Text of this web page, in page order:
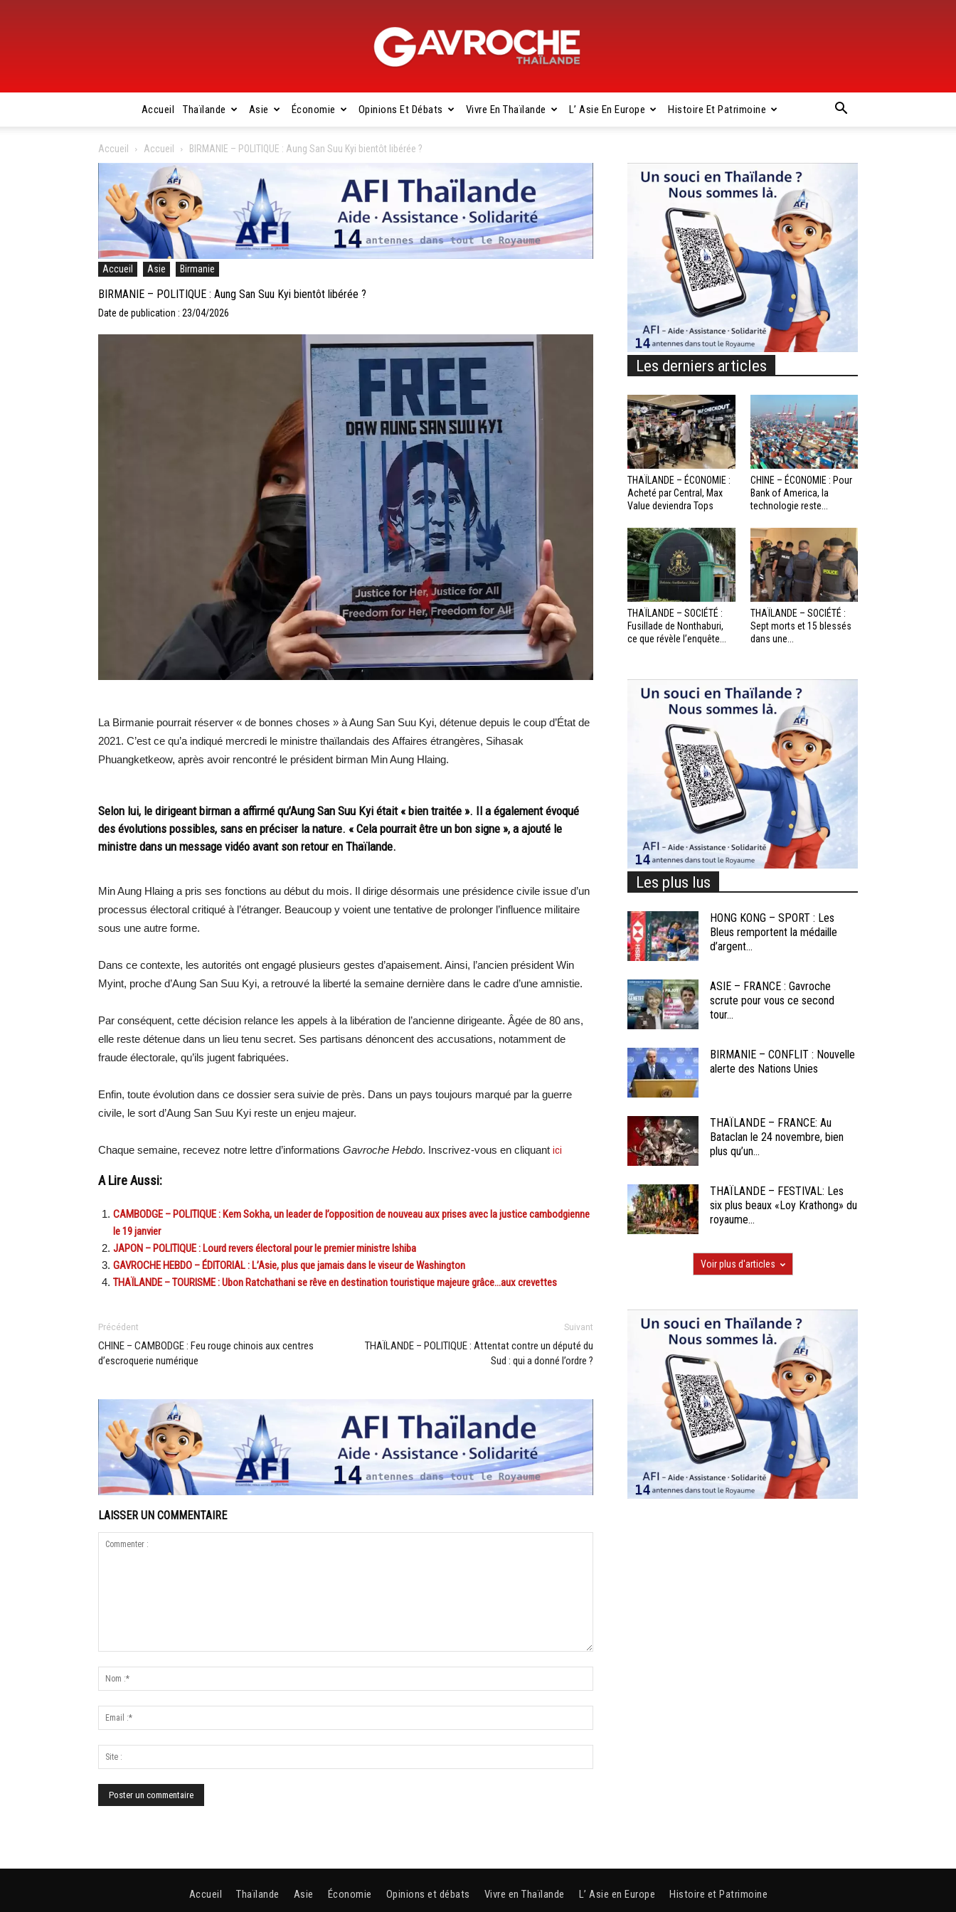
Gavroche
Thaïlande
Accueil Thaïlande Asie Économie Opinions Et Débats Vivre En Thaïlande L’ Asie En Europe Histoire Et Patrimoine
Accueil Accueil BIRMANIE – POLITIQUE : Aung San Suu Kyi bientôt libérée ?
Accueil Asie Birmanie
BIRMANIE – POLITIQUE : Aung San Suu Kyi bientôt libérée ?
Date de publication : 23/04/2026
La Birmanie pourrait réserver « de bonnes choses » à Aung San Suu Kyi, détenue depuis le coup d’État de
2021. C’est ce qu’a indiqué mercredi le ministre thaïlandais des Affaires étrangères, Sihasak
Phuangketkeow, après avoir rencontré le président birman Min Aung Hlaing.
Selon lui, le dirigeant birman a affirmé qu’Aung San Suu Kyi était « bien traitée ». Il a également évoqué
des évolutions possibles, sans en préciser la nature. « Cela pourrait être un bon signe », a ajouté le
ministre dans un message vidéo avant son retour en Thaïlande.
Min Aung Hlaing a pris ses fonctions au début du mois. Il dirige désormais une présidence civile issue d’un
processus électoral critiqué à l’étranger. Beaucoup y voient une tentative de prolonger l’influence militaire
sous une autre forme.
Dans ce contexte, les autorités ont engagé plusieurs gestes d’apaisement. Ainsi, l’ancien président Win
Myint, proche d’Aung San Suu Kyi, a retrouvé la liberté la semaine dernière dans le cadre d’une amnistie.
Par conséquent, cette décision relance les appels à la libération de l’ancienne dirigeante. Âgée de 80 ans,
elle reste détenue dans un lieu tenu secret. Ses partisans dénoncent des accusations, notamment de
fraude électorale, qu’ils jugent fabriquées.
Enfin, toute évolution dans ce dossier sera suivie de près. Dans un pays toujours marqué par la guerre
civile, le sort d’Aung San Suu Kyi reste un enjeu majeur.
Chaque semaine, recevez notre lettre d’informations Gavroche Hebdo. Inscrivez-vous en cliquant ici
A Lire Aussi:
CAMBODGE – POLITIQUE : Kem Sokha, un leader de l’opposition de nouveau aux prises avec la justice cambodgienne
le 19 janvier
JAPON – POLITIQUE : Lourd revers électoral pour le premier ministre Ishiba
GAVROCHE HEBDO – ÉDITORIAL : L’Asie, plus que jamais dans le viseur de Washington
THAÏLANDE – TOURISME : Ubon Ratchathani se rêve en destination touristique majeure grâce…aux crevettes
Précédent
CHINE – CAMBODGE : Feu rouge chinois aux centres
d’escroquerie numérique
Suivant
THAÏLANDE – POLITIQUE : Attentat contre un député du
Sud : qui a donné l’ordre ?
LAISSER UN COMMENTAIRE
Les derniers articles
THAÏLANDE – ÉCONOMIE :
Acheté par Central, Max
Value deviendra Tops
CHINE – ÉCONOMIE : Pour
Bank of America, la
technologie reste...
THAÏLANDE – SOCIÉTÉ :
Fusillade de Nonthaburi,
ce que révèle l’enquête...
THAÏLANDE – SOCIÉTÉ :
Sept morts et 15 blessés
dans une...
Les plus lus
HONG KONG – SPORT : Les
Bleus remportent la médaille
d’argent...
ASIE – FRANCE : Gavroche
scrute pour vous ce second
tour...
BIRMANIE – CONFLIT : Nouvelle
alerte des Nations Unies
THAÏLANDE – FRANCE: Au
Bataclan le 24 novembre, bien
plus qu’un...
THAÏLANDE – FESTIVAL: Les
six plus beaux «Loy Krathong» du
royaume...
Voir plus d'articles
Accueil Thaïlande Asie Économie Opinions et débats Vivre en Thaïlande L’ Asie en Europe Histoire et Patrimoine